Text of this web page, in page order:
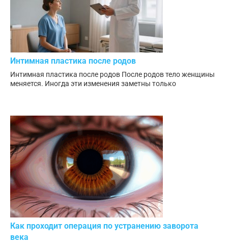
Интимная пластика после родов
Интимная пластика после родов После родов тело женщины
меняется. Иногда эти изменения заметны только
Как проходит операция по устранению заворота
века